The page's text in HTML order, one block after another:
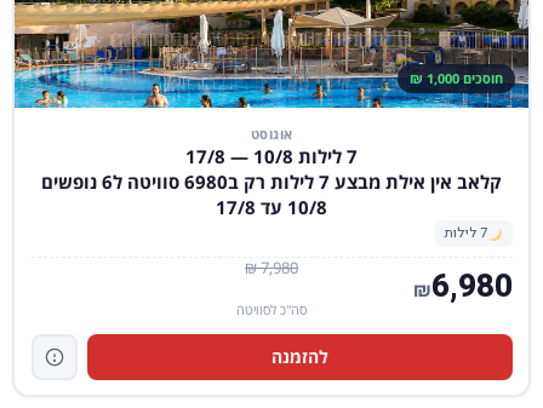
חוסכים 1,000 ₪
אוגוסט
7 לילות 10/8 — 17/8
קלאב אין אילת מבצע 7 לילות רק ב6980 סוויטה ל6 נופשים
10/8 עד 17/8
7 לילות
7,980 ₪ 6,980
₪
סה"כ לסוויטה
להזמנה